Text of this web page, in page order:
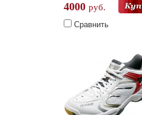
4000 руб.
Сравнить